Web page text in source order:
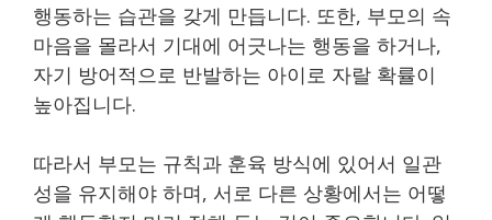
행동하는 습관을 갖게 만듭니다. 또한, 부모의 속
마음을 몰라서 기대에 어긋나는 행동을 하거나,
자기 방어적으로 반발하는 아이로 자랄 확률이
높아집니다.
따라서 부모는 규칙과 훈육 방식에 있어서 일관
성을 유지해야 하며, 서로 다른 상황에서는 어떻